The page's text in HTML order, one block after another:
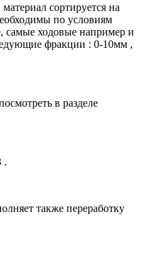
сортируется на
по условиям
самые ходовые например и
фракции : 0-10мм ,
в разделе
.
также переработку